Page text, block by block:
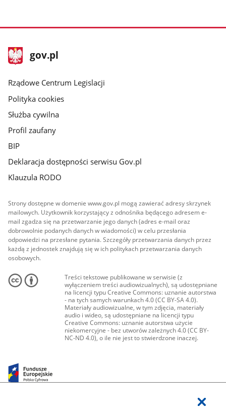
stopka
gov.plStrona
gov.pl
Rządowe Centrum Legislacji
Polityka cookies
Służba cywilna
Profil zaufany
BIP
Deklaracja dostępności serwisu Gov.pl
Klauzula RODO
Strony dostępne w domenie www.gov.pl mogą zawierać adresy skrzynek
mailowych. Użytkownik korzystający z odnośnika będącego adresem e-
mail zgadza się na przetwarzanie jego danych (adres e-mail oraz
dobrowolnie podanych danych w wiadomości) w celu przesłania
odpowiedzi na przesłane pytania. Szczegóły przetwarzania danych przez
każdą z jednostek znajdują się w ich politykach przetwarzania danych
osobowych.
Treści tekstowe publikowane w serwisie (z
wyłączeniem treści audiowizualnych), są udostępniane
na licencji typu Creative Commons: uznanie autorstwa
- na tych samych warunkach 4.0 (CC BY-SA 4.0).
Materiały audiowizualne, w tym zdjęcia, materiały
audio i wideo, są udostępniane na licencji typu
Creative Commons: uznanie autorstwa użycie
niekomercyjne - bez utworów zależnych 4.0 (CC BY-
NC-ND 4.0), o ile nie jest to stwierdzone inaczej.